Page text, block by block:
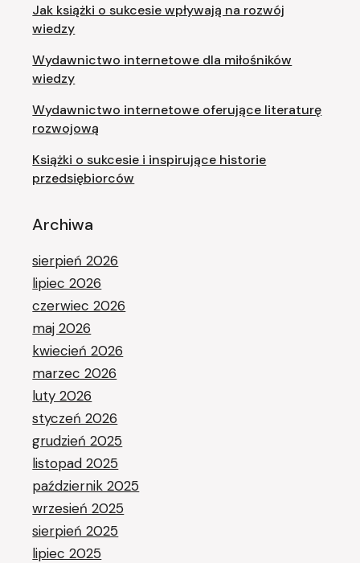
Jak książki o sukcesie wpływają na rozwój
wiedzy
Wydawnictwo internetowe dla miłośników
wiedzy
Wydawnictwo internetowe oferujące literaturę
rozwojową
Książki o sukcesie i inspirujące historie
przedsiębiorców
Archiwa
sierpień 2026
lipiec 2026
czerwiec 2026
maj 2026
kwiecień 2026
marzec 2026
luty 2026
styczeń 2026
grudzień 2025
listopad 2025
październik 2025
wrzesień 2025
sierpień 2025
lipiec 2025